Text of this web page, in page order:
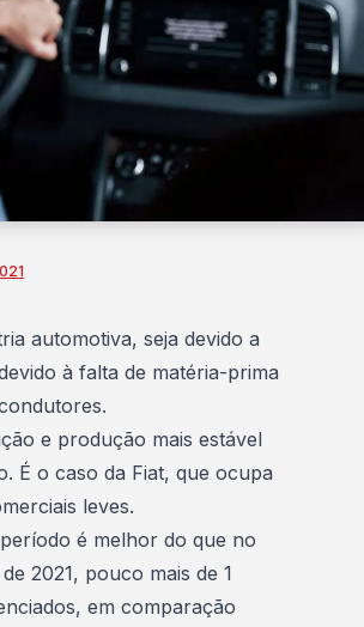
automotiva, seja devido a
à falta de matéria-prima
e produção mais estável
É o caso da Fiat, que ocupa
leves.
é melhor do que no
2021, pouco mais de 1
em comparação